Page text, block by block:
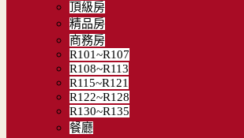
頂級房
精品房
商務房
R101~R107
R108~R113
R115~R121
R122~R128
R130~R135
餐廳